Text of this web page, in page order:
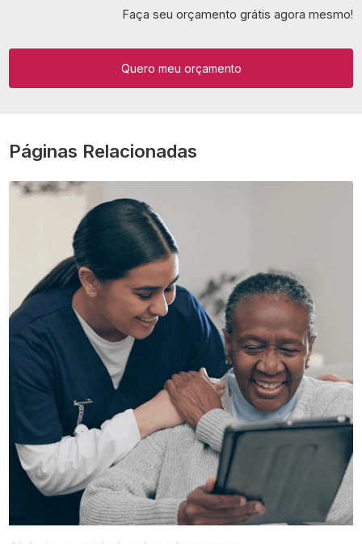
Faça seu orçamento grátis agora mesmo!
Quero meu orçamento
Páginas Relacionadas